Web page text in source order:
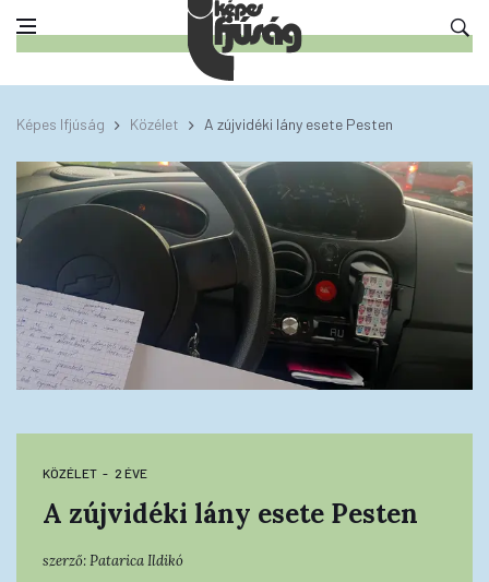
Képes Ifjúság Közélet A zújvidéki lány esete Pesten
KÖZÉLET 2 ÉVE
A zújvidéki lány esete Pesten
szerző:Patarica Ildikó